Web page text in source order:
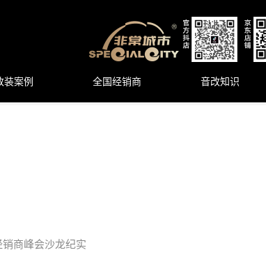
装案例 全国经销商 音改知识
商峰会沙龙纪实